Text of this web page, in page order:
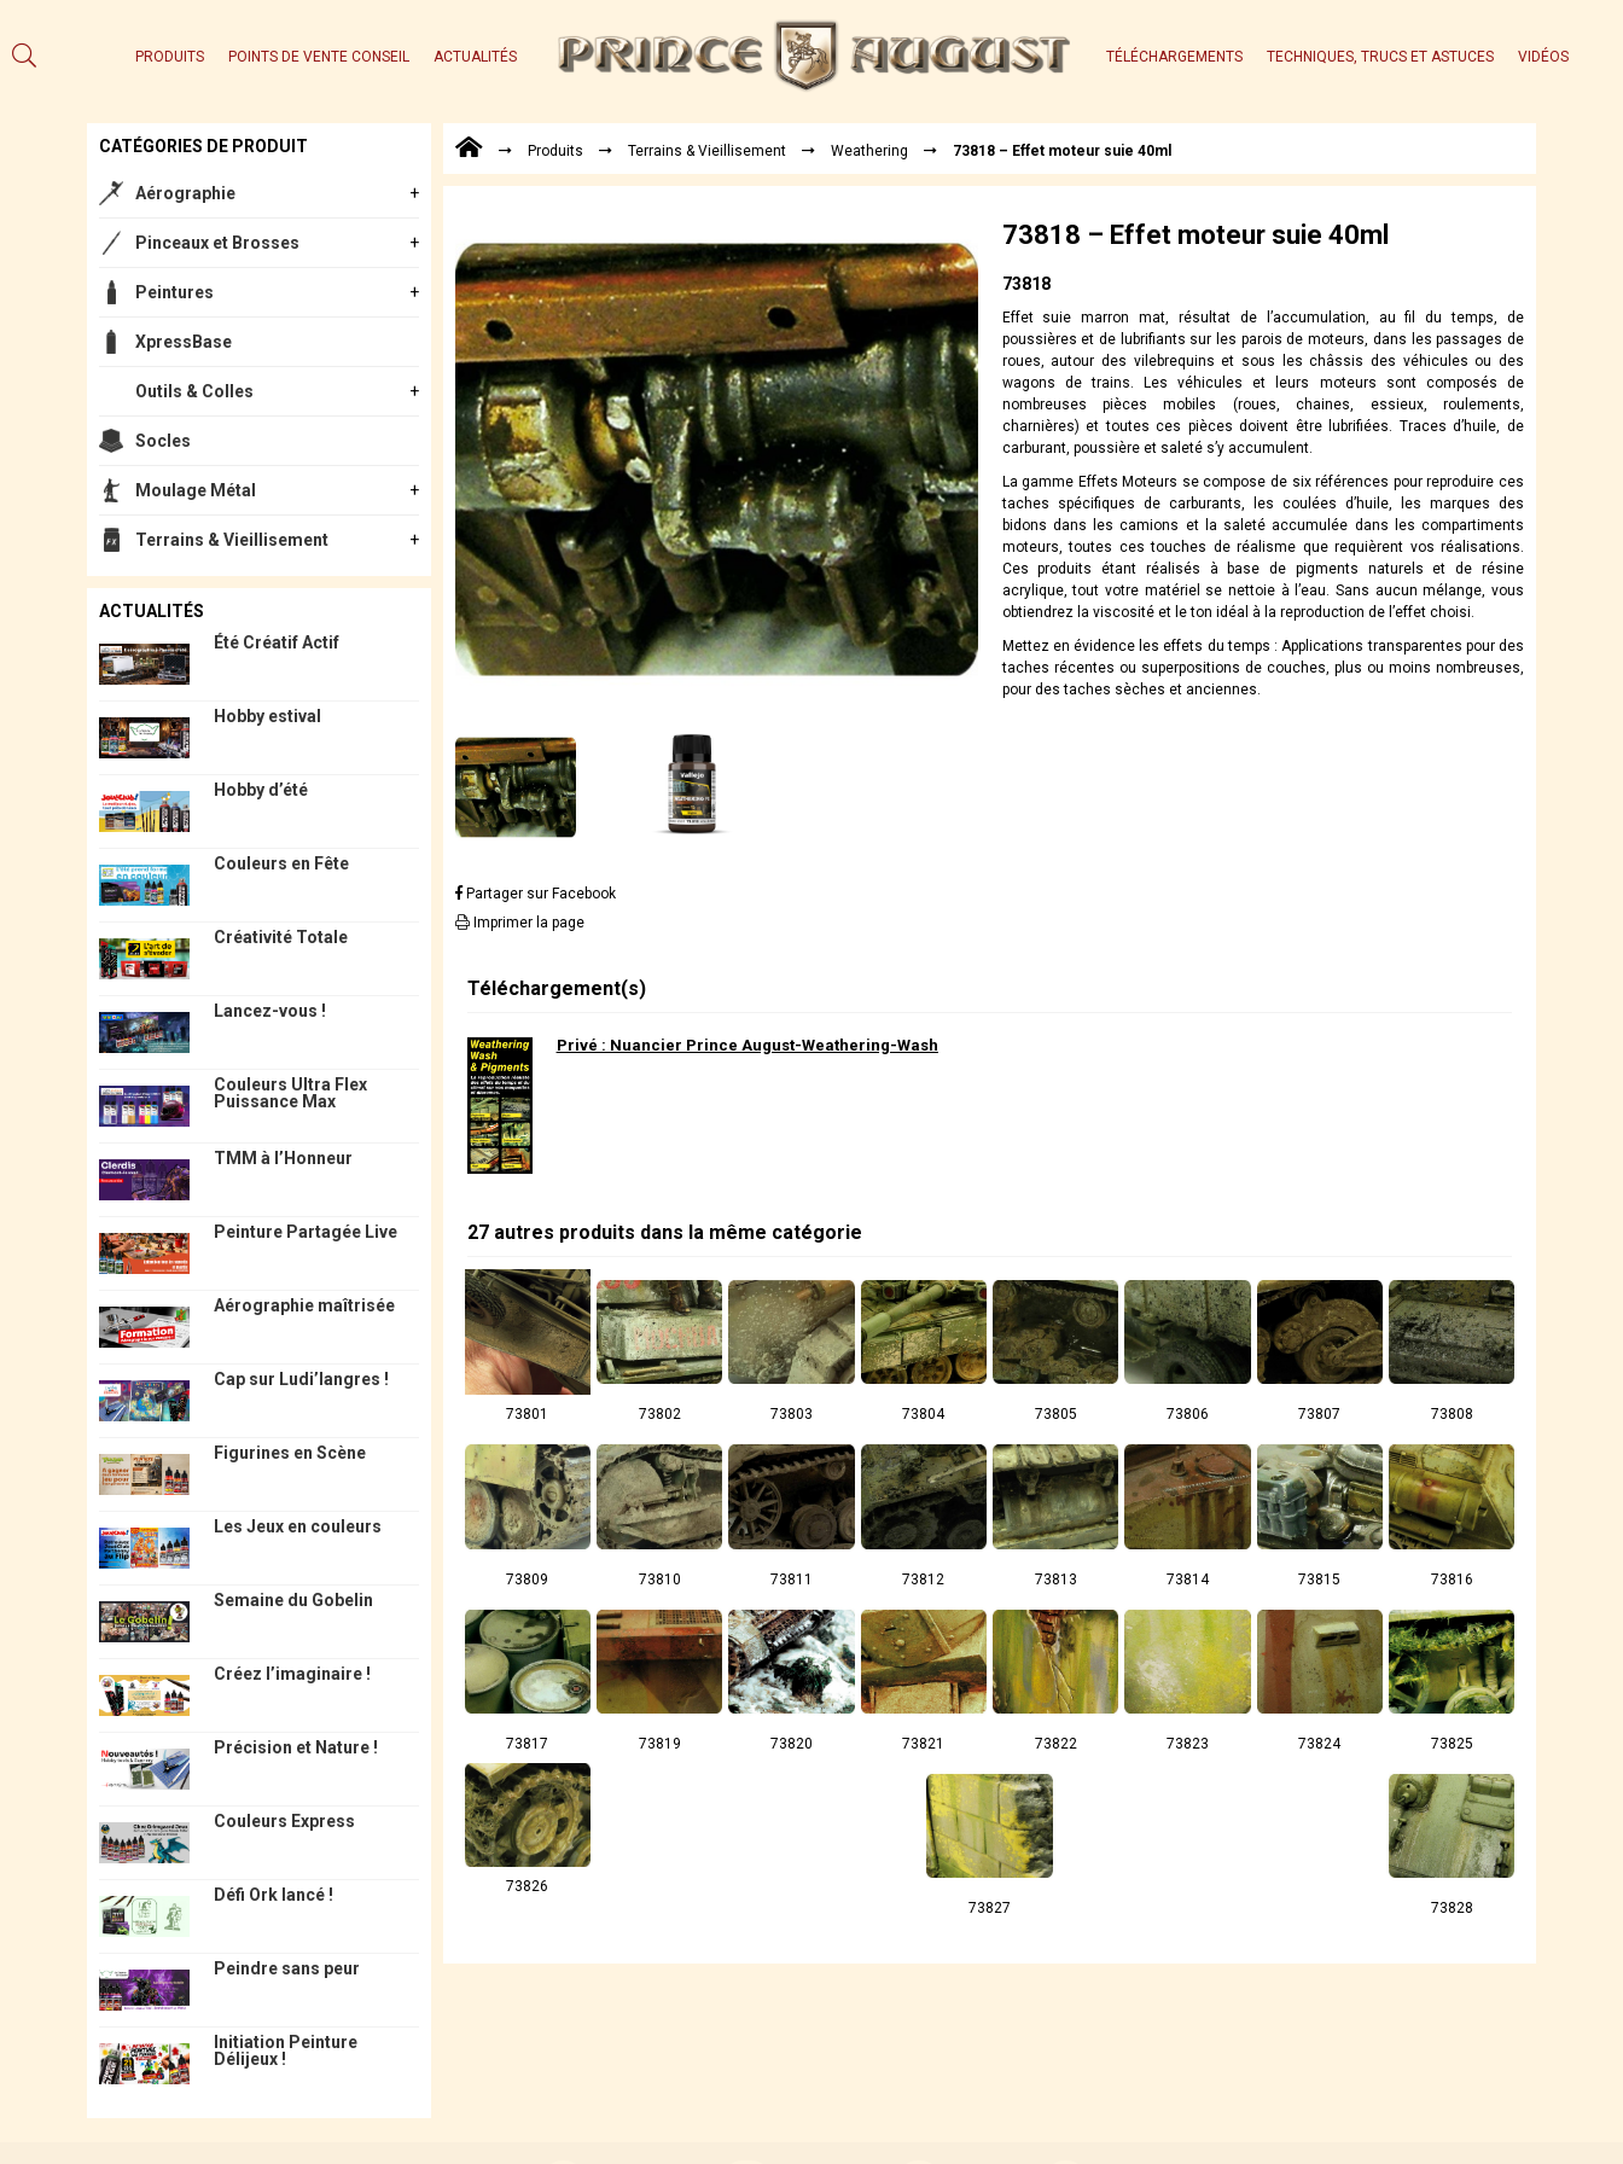
PRODUITS POINTS DE VENTE CONSEIL ACTUALITÉS TÉLÉCHARGEMENTS TECHNIQUES, TRUCS ET ASTUCES VIDÉOS
CATÉGORIES DE PRODUIT
Aérographie
Pinceaux et Brosses
Peintures
XpressBase
Outils & Colles
Socles
Moulage Métal
Terrains & Vieillisement
ACTUALITÉS
Été Créatif Actif
Hobby estival
Hobby d’été
Couleurs en Fête
Créativité Totale
Lancez-vous !
Couleurs Ultra Flex
Puissance Max
TMM à l’Honneur
Peinture Partagée Live
Aérographie maîtrisée
Cap sur Ludi’langres !
Figurines en Scène
Les Jeux en couleurs
Semaine du Gobelin
Créez l’imaginaire !
Précision et Nature !
Couleurs Express
Défi Ork lancé !
Peindre sans peur
Initiation Peinture
Délijeux !
Produits Terrains & Vieillisement Weathering 73818 – Effet moteur suie 40ml
Partager sur Facebook
Imprimer la page
73818 – Effet moteur suie 40ml
73818
Effet suie marron mat, résultat de l’accumulation, au fil du temps, de
poussières et de lubrifiants sur les parois de moteurs, dans les passages de
roues, autour des vilebrequins et sous les châssis des véhicules ou des
wagons de trains. Les véhicules et leurs moteurs sont composés de
nombreuses pièces mobiles (roues, chaines, essieux, roulements,
charnières) et toutes ces pièces doivent être lubrifiées. Traces d’huile, de
carburant, poussière et saleté s’y accumulent.
La gamme Effets Moteurs se compose de six références pour reproduire ces
taches spécifiques de carburants, les coulées d’huile, les marques des
bidons dans les camions et la saleté accumulée dans les compartiments
moteurs, toutes ces touches de réalisme que requièrent vos réalisations.
Ces produits étant réalisés à base de pigments naturels et de résine
acrylique, tout votre matériel se nettoie à l’eau. Sans aucun mélange, vous
obtiendrez la viscosité et le ton idéal à la reproduction de l’effet choisi.
Mettez en évidence les effets du temps : Applications transparentes pour des
taches récentes ou superpositions de couches, plus ou moins nombreuses,
pour des taches sèches et anciennes.
Téléchargement(s)
Privé : Nuancier Prince August-Weathering-Wash
27 autres produits dans la même catégorie
73801 73802 73803 73804 73805 73806 73807 73808
73809 73810 73811 73812 73813 73814 73815 73816
73817 73819 73820 73821 73822 73823 73824 73825
73826
73827
73828